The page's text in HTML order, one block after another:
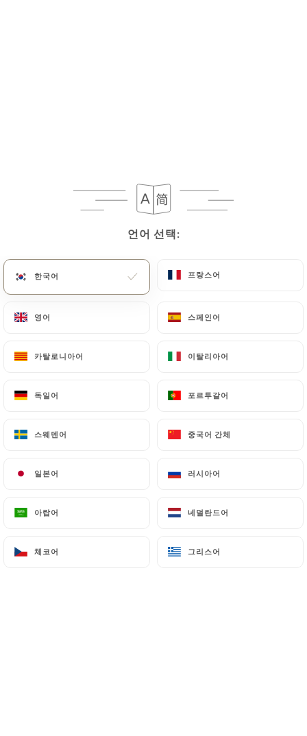
언어 선택:
한국어 프랑스어
영어 스페인어
카탈로니아어 이탈리아어
독일어 포르투갈어
스웨덴어 중국어 간체
일본어 러시아어
아랍어 네덜란드어
체코어 그리스어
언어 선택:
한국어 프랑스어
영어 스페인어
카탈로니아어 이탈리아어
독일어 포르투갈어
스웨덴어 중국어 간체
일본어 러시아어
아랍어 네덜란드어
체코어 그리스어